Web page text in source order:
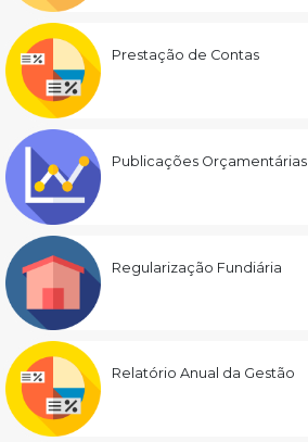
Prestação de Contas
Publicações Orçamentárias
Regularização Fundiária
Relatório Anual da Gestão